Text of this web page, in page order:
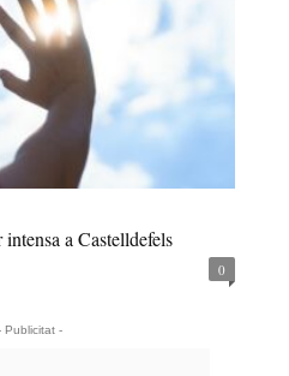
a Castelldefels
0
Publicitat -